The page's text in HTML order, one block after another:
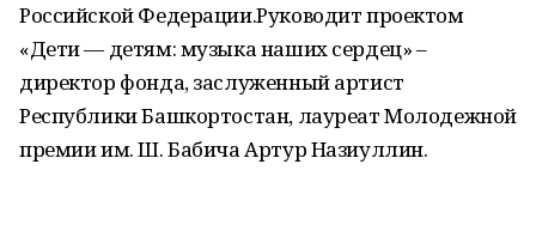
Российской Федерации.Руководит проектом
«Дети — детям: музыка наших сердец» –
директор фонда, заслуженный артист
Республики Башкортостан, лауреат Молодежной
премии им. Ш. Бабича Артур Назиуллин.